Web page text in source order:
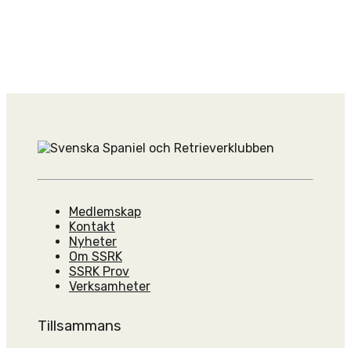
Medlemskap
Kontakt
Nyheter
Om SSRK
SSRK Prov
Verksamheter
Tillsammans